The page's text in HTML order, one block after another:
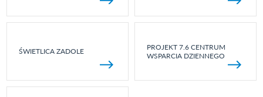
ŚWIETLICA ZADOLE
PROJEKT 7.6 CENTRUM
WSPARCIA DZIENNEGO